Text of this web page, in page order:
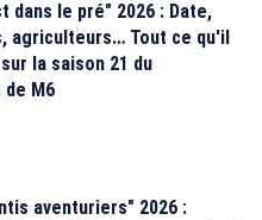
dans le pré" 2026 : Date,
agriculteurs… Tout ce qu'il
la saison 21 du
de M6
aventuriers" 2026 :